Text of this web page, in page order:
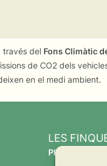
través del Fons Climàtic
de CO2 dels
en el medi ambient.
LES
Planeses